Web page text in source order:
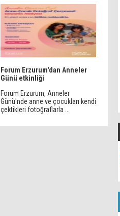
Forum Erzurum'dan Anneler
Günü etkinliği
Forum Erzurum, Anneler
Günü'nde anne ve çocukları kendi
çektikleri fotoğraflarla ...